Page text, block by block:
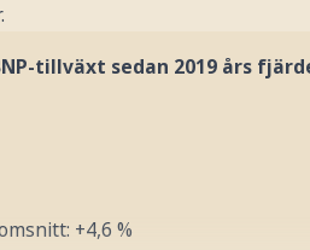
tillväxt sedan 2019 års
+4,6 %